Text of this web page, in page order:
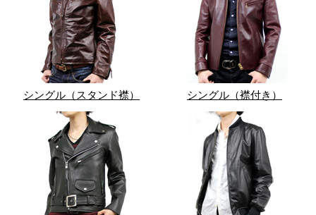
シングル（スタンド襟） シングル（襟付き）